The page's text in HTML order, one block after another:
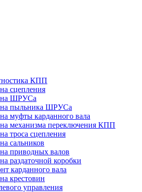
КПП
сцепления
ШРУСа
пыльника ШРУСа
муфты карданного вала
механизма переключения КПП
троса сцепления
сальников
приводных валов
раздаточной коробки
карданного вала
крестовин
управления